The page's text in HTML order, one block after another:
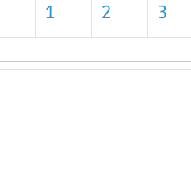
1 2 3